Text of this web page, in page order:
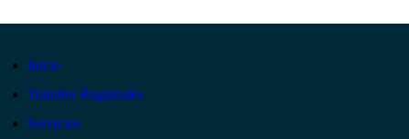
Inicio
Trámites Registrales
Servicios